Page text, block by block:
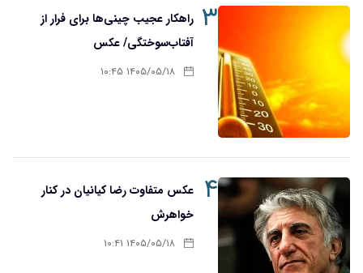
۳ راهکار عجیب چینی‌ها برای فرار از
آفتاب‌سوختگی/ عکس
۱۴۰۵/۰۵/۱۸ ۱۰:۴۵
۴
عکس متفاوت رضا کیانیان در کنار
خواهرش
۱۴۰۵/۰۵/۱۸ ۱۰:۴۱